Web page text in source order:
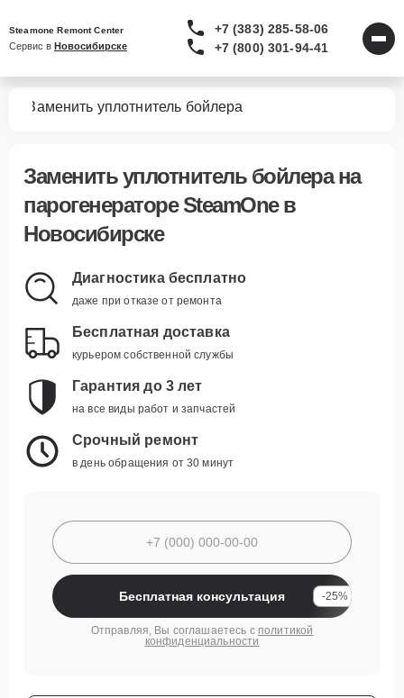
Steamone Remont Center
Сервис в Новосибирске
+7 (383) 285-58-06
+7 (800) 301-94-41
Заменить уплотнитель бойлера
Заменить уплотнитель бойлерана
парогенераторе SteamOne в
Новосибирске
Диагностика бесплатно
даже при отказе от ремонта
Бесплатная доставка
курьером собственной службы
Гарантия до 3 лет
на все виды работ и запчастей
Срочный ремонт
в день обращения от 30 минут
Бесплатная консультация -25%
Отправляя, Вы соглашаетесь с политикой
конфиденциальности